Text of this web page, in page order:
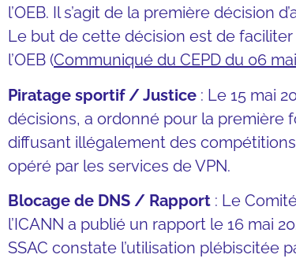
l’OEB. Il s’agit de la première décision
Le but de cette décision est de
l’OEB (Communiqué du CEPD du 06
Piratage sportif / Justice : Le 15 mai
décisions, a ordonné pour la première
diffusant illégalement des
opéré par les services de VPN.
Blocage de DNS / Rapport : Le
l’ICANN a publié un rapport le 16 mai
SSAC constate l’utilisation plébiscitée